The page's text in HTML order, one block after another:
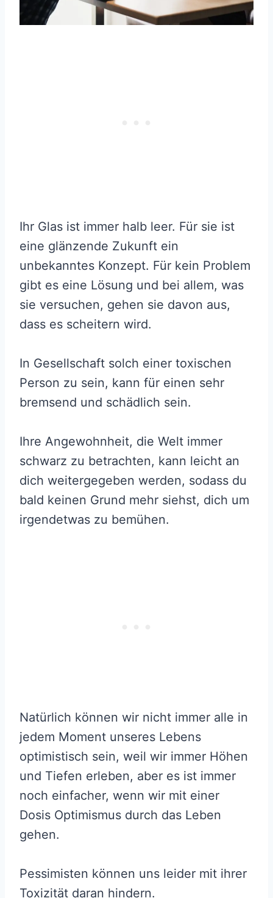
Ihr Glas ist immer halb leer. Für sie ist
eine glänzende Zukunft ein
unbekanntes Konzept. Für kein Problem
gibt es eine Lösung und bei allem, was
sie versuchen, gehen sie davon aus,
dass es scheitern wird.
In Gesellschaft solch einer toxischen
Person zu sein, kann für einen sehr
bremsend und schädlich sein.
Ihre Angewohnheit, die Welt immer
schwarz zu betrachten, kann leicht an
dich weitergegeben werden, sodass du
bald keinen Grund mehr siehst, dich um
irgendetwas zu bemühen.
Natürlich können wir nicht immer alle in
jedem Moment unseres Lebens
optimistisch sein, weil wir immer Höhen
und Tiefen erleben, aber es ist immer
noch einfacher, wenn wir mit einer
Dosis Optimismus durch das Leben
gehen.
Pessimisten können uns leider mit ihrer
Toxizität daran hindern.